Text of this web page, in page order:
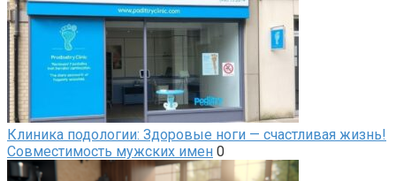
Клиника подологии: Здоровые ноги — счастливая жизнь!
Совместимость мужских имен 0